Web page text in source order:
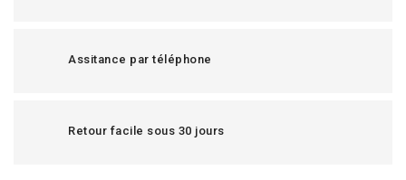
Assitance par téléphone
Retour facile sous 30 jours